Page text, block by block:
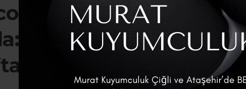
ve Panathinaikos Final
Dev Eşleşmeler 23